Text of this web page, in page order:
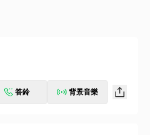
答鈴 背景音樂